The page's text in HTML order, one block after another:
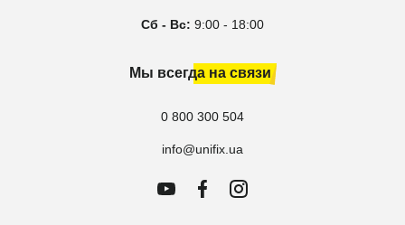
Сб - Вс: 9:00 - 18:00
Мы всегда на связи
0 800 300 504
info@unifix.ua